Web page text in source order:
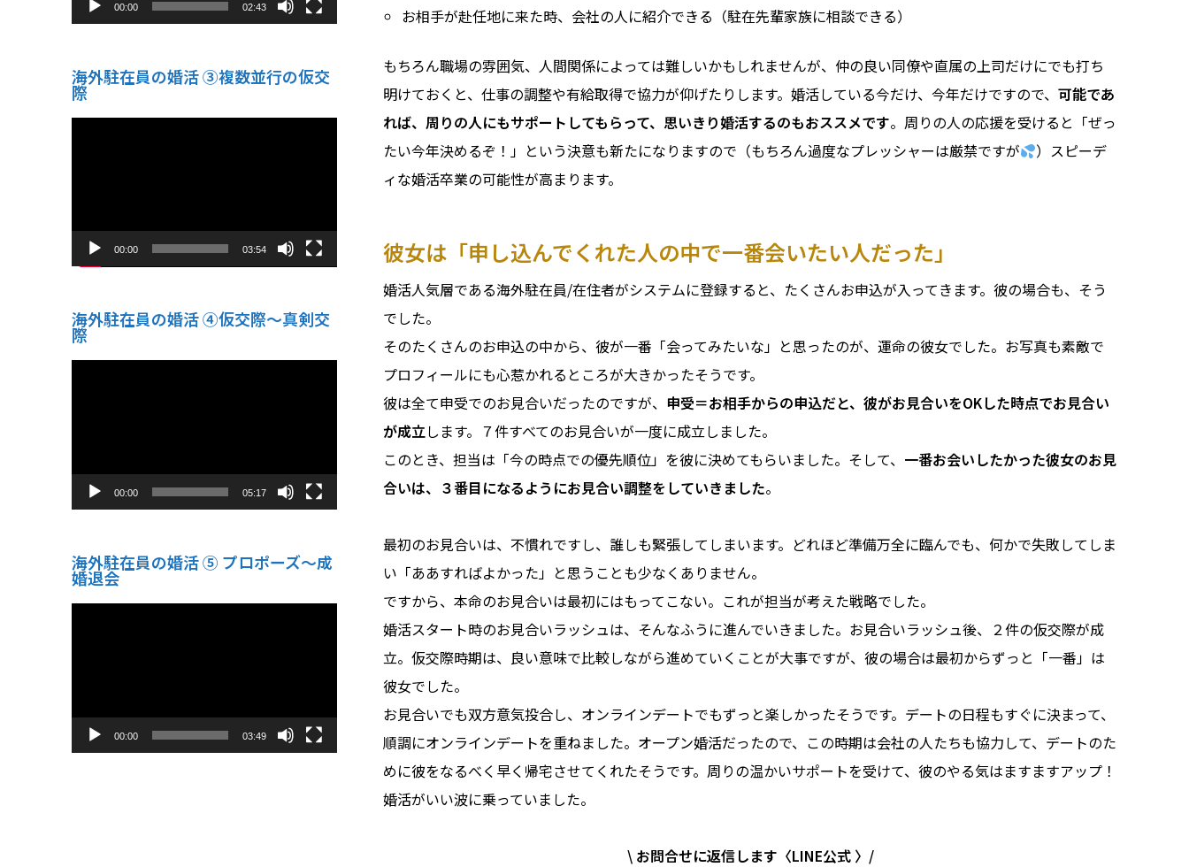
お相手が赴任地に来た時、会社の人に紹介できる（駐在先輩家族に相談できる）
もちろん職場の雰囲気、人間関係によっては難しいかもしれませんが、仲の良い同僚や直属の上司だけにでも打ち
明けておくと、仕事の調整や有給取得で協力が仰げたりします。婚活している今だけ、今年だけですので、 可能であ
れば、周りの人にもサポートしてもらって、思いきり婚活するのもおススメです。周りの人の応援を受けると「ぜっ
たい今年決めるぞ！」という決意も新たになりますので（もちろん過度なプレッシャーは厳禁ですが
）スピーデ
ィな婚活卒業の可能性が高まります。
彼女は「申し込んでくれた人の中で一番会いたい人だった」
婚活人気層である海外駐在員/在住者がシステムに登録すると、たくさんお申込が入ってきます。彼の場合も、そう
でした。
そのたくさんのお申込の中から、彼が一番「会ってみたいな」と思ったのが、運命の彼女でした。お写真も素敵で
プロフィールにも心惹かれるところが大きかったそうです。
彼は全て申受でのお見合いだったのですが、 申受＝お相手からの申込だと、彼がお見合いをOKした時点でお見合い
が成立します。７件すべてのお見合いが一度に成立しました。
このとき、担当は「今の時点での優先順位」を彼に決めてもらいました。そして、 一番お会いしたかった彼女のお見
合いは、３番目になるようにお見合い調整をしていきました。
最初のお見合いは、不慣れですし、誰しも緊張してしまいます。どれほど準備万全に臨んでも、何かで失敗してしま
い「ああすればよかった」と思うことも少なくありません。
ですから、本命のお見合いは最初にはもってこない。これが担当が考えた戦略でした。
婚活スタート時のお見合いラッシュは、そんなふうに進んでいきました。お見合いラッシュ後、２件の仮交際が成
立。仮交際時期は、良い意味で比較しながら進めていくことが大事ですが、彼の場合は最初からずっと「一番」は
彼女でした。
お見合いでも双方意気投合し、オンラインデートでもずっと楽しかったそうです。デートの日程もすぐに決まって、
順調にオンラインデートを重ねました。オープン婚活だったので、この時期は会社の人たちも協力して、デートのた
めに彼をなるべく早く帰宅させてくれたそうです。周りの温かいサポートを受けて、彼のやる気はますますアップ！
婚活がいい波に乗っていました。
\ お問合せに返信します〈LINE公式 〉/
00:00 02:43
海外駐在員の婚活 ③複数並行の仮交
際
動
00:00 03:54
海外駐在員の婚活 ④仮交際〜真剣交
際
動
00:00 05:17
海外駐在員の婚活 ⑤ プロポーズ〜成
婚退会
動
00:00 03:49